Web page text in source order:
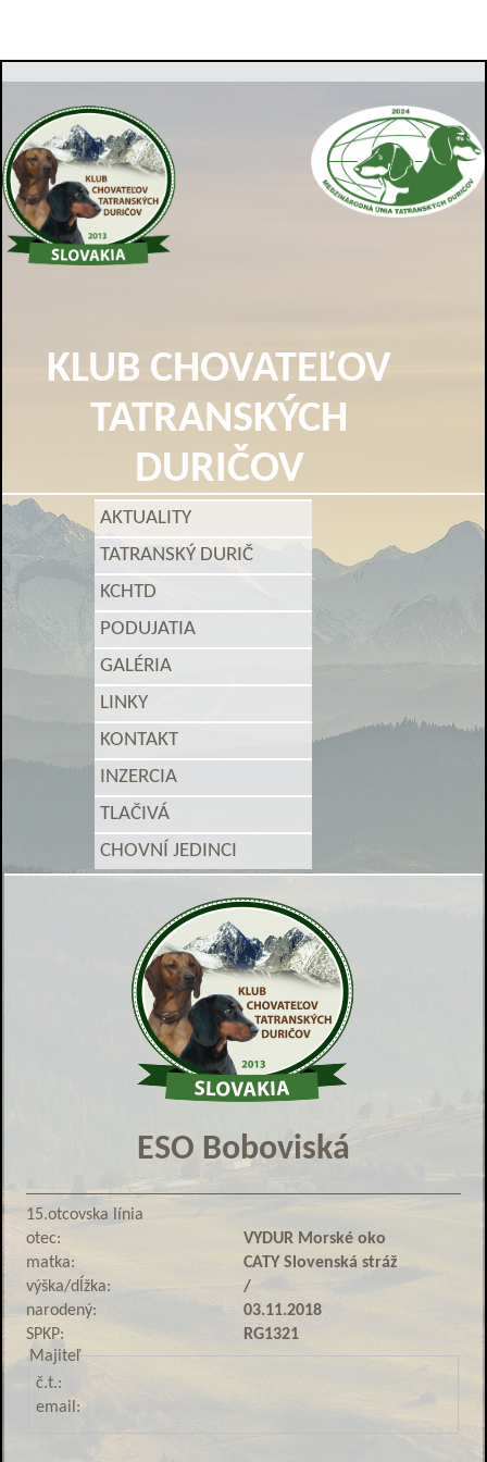
KLUB CHOVATEĽOV
TATRANSKÝCH
DURIČOV
AKTUALITY
TATRANSKÝ DURIČ
KCHTD
PODUJATIA
GALÉRIA
LINKY
KONTAKT
INZERCIA
TLAČIVÁ
CHOVNÍ JEDINCI
ESO Boboviská
15.otcovska línia
otec:
VYDUR Morské oko
matka:
CATY Slovenská stráž
výška/dĺžka:
/
narodený:
03.11.2018
SPKP:
RG1321
Majiteľ
č.t.:
email: